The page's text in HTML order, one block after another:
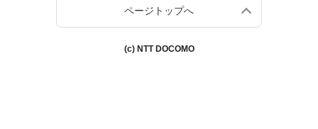
ページトップへ
(c) NTT DOCOMO